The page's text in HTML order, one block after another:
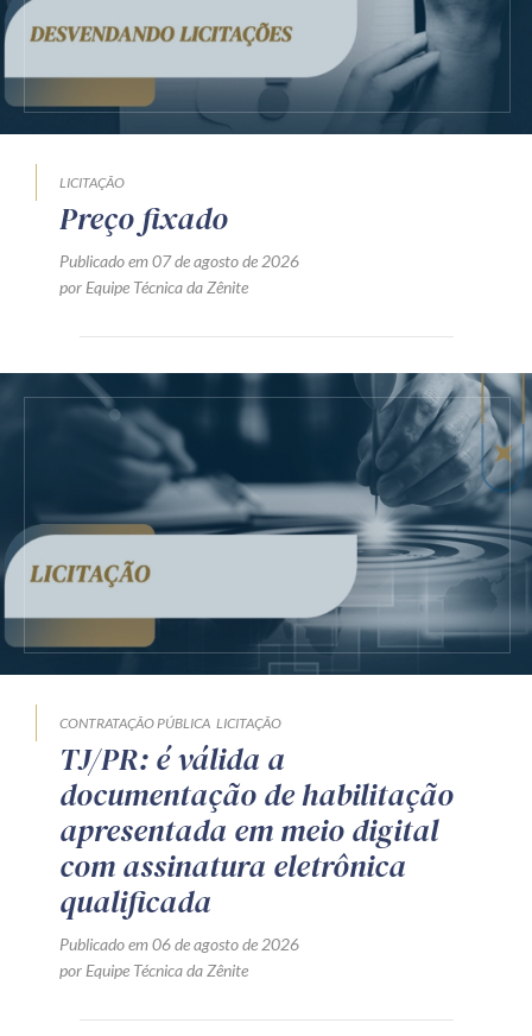
LICITAÇÃO
Preço fixado
Publicado em 07 de agosto de 2026
por Equipe Técnica da Zênite
CONTRATAÇÃO PÚBLICA LICITAÇÃO
TJ/PR: é válida a
documentação de habilitação
apresentada em meio digital
com assinatura eletrônica
qualificada
Publicado em 06 de agosto de 2026
por Equipe Técnica da Zênite